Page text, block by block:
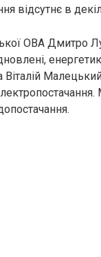
відсутнє в
ОВА Дмитро